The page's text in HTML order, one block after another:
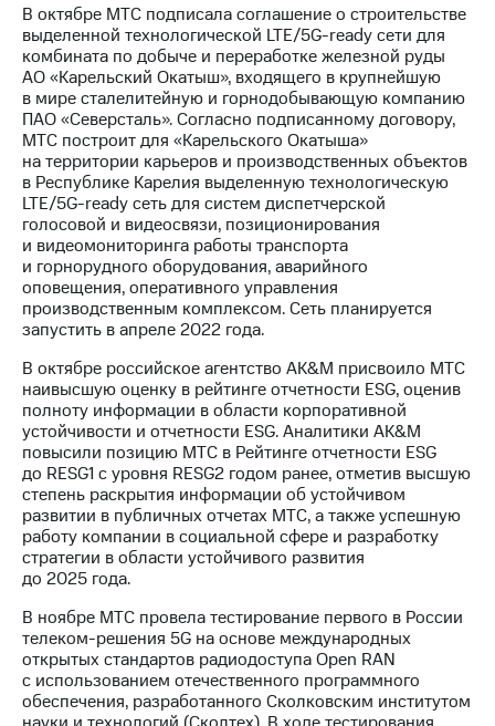
В октябре МТС подписала соглашение о строительстве
выделенной технологической LTE/5G-ready сети для
комбината по добыче и переработке железной руды
АО «Карельский Окатыш», входящего в крупнейшую
в мире сталелитейную и горнодобывающую компанию
ПАО «Северсталь». Согласно подписанному договору,
МТС построит для «Карельского Окатыша»
на территории карьеров и производственных объектов
в Республике Карелия выделенную технологическую
LTE/5G-ready сеть для систем диспетчерской
голосовой и видеосвязи, позиционирования
и видеомониторинга работы транспорта
и горнорудного оборудования, аварийного
оповещения, оперативного управления
производственным комплексом. Сеть планируется
запустить в апреле 2022 года.
В октябре российское агентство AK&M присвоило МТС
наивысшую оценку в рейтинге отчетности ESG, оценив
полноту информации в области корпоративной
устойчивости и отчетности ESG. Аналитики AK&M
повысили позицию МТС в Рейтинге отчетности ESG
до RESG1 с уровня RESG2 годом ранее, отметив высшую
степень раскрытия информации об устойчивом
развитии в публичных отчетах МТС, а также успешную
работу компании в социальной сфере и разработку
стратегии в области устойчивого развития
до 2025 года.
В ноябре МТС провела тестирование первого в России
телеком-решения 5G на основе международных
открытых стандартов радиодоступа Open RAN
с использованием отечественного программного
обеспечения, разработанного Сколковским институтом